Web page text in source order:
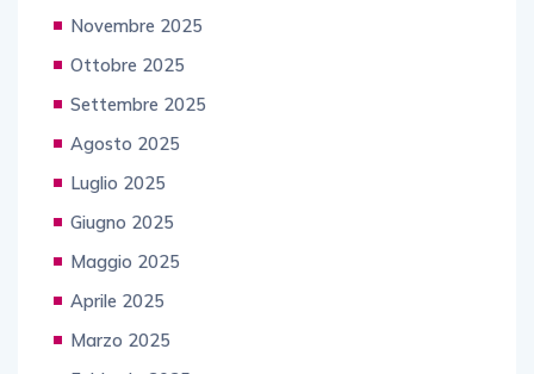
Novembre 2025
Ottobre 2025
Settembre 2025
Agosto 2025
Luglio 2025
Giugno 2025
Maggio 2025
Aprile 2025
Marzo 2025